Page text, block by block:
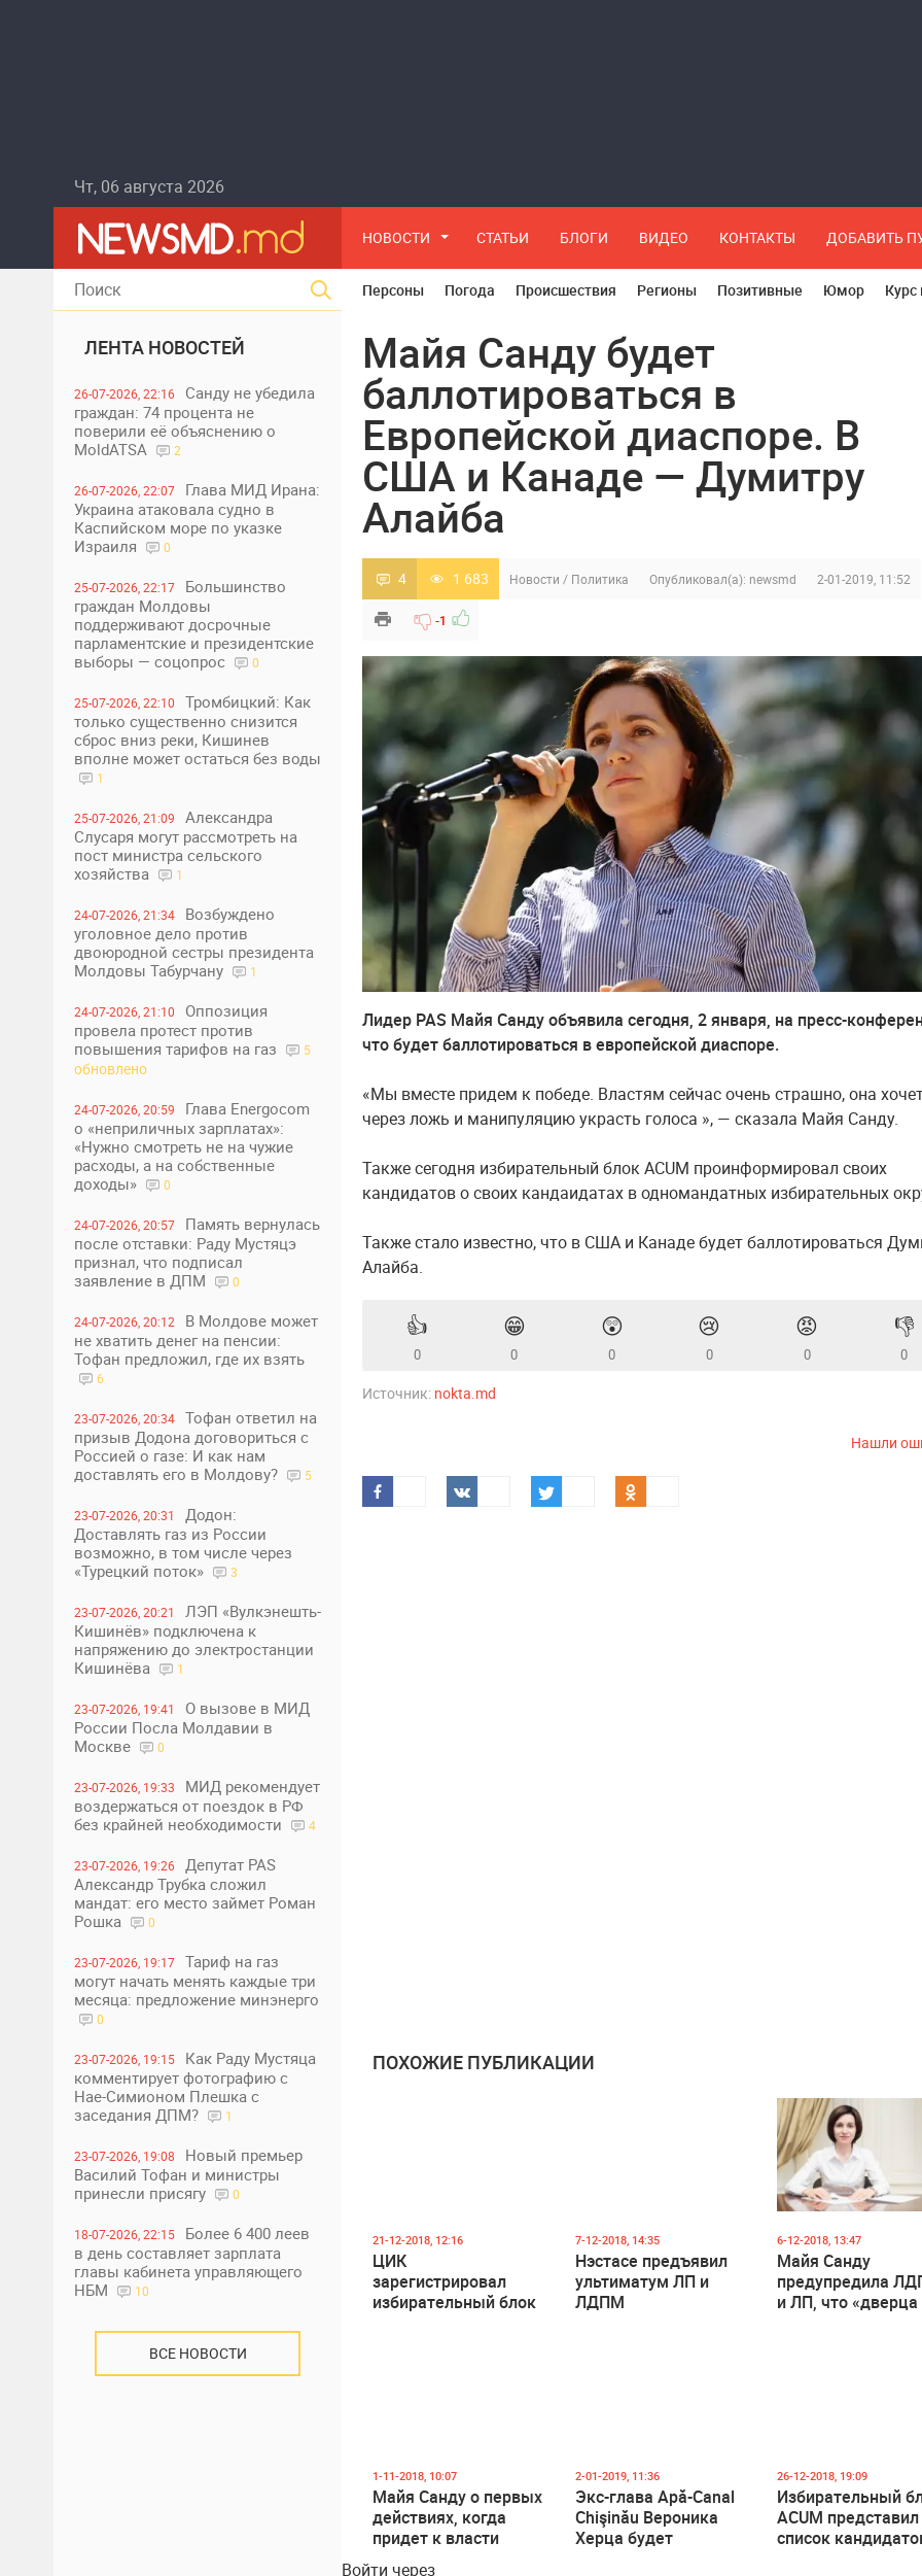
Чт, 06 августа 2026
НОВОСТИ СТАТЬИ БЛОГИ ВИДЕО КОНТАКТЫ ДОБАВИТЬ
ЛЕНТА НОВОСТЕЙ
26-07-2026, 22:16
Санду не убедила
граждан: 74 процента не
поверили её объяснению о
MoldATSA
2
26-07-2026, 22:07
Глава МИД Ирана:
Украина атаковала судно в
Каспийском море по указке
Израиля
0
25-07-2026, 22:17
Большинство
граждан Молдовы
поддерживают досрочные
парламентские и президентские
выборы — соцопрос
0
25-07-2026, 22:10
Тромбицкий: Как
только существенно снизится
сброс вниз реки, Кишинев
вполне может остаться без воды
1
25-07-2026, 21:09
Александра
Слусаря могут рассмотреть на
пост министра сельского
хозяйства
1
24-07-2026, 21:34
Возбуждено
уголовное дело против
двоюродной сестры президента
Молдовы Табурчану
1
24-07-2026, 21:10
Оппозиция
провела протест против
повышения тарифов на газ
5
обновлено
24-07-2026, 20:59
Глава Energocom
о «неприличных зарплатах»:
«Нужно смотреть не на чужие
расходы, а на собственные
доходы»
0
24-07-2026, 20:57
Память вернулась
после отставки: Раду Мустяцэ
признал, что подписал
заявление в ДПМ
0
24-07-2026, 20:12
В Молдове может
не хватить денег на пенсии:
Тофан предложил, где их взять
6
23-07-2026, 20:34
Тофан ответил на
призыв Додона договориться с
Россией о газе: И как нам
доставлять его в Молдову?
5
23-07-2026, 20:31
Додон:
Доставлять газ из России
возможно, в том числе через
«Турецкий поток»
3
23-07-2026, 20:21
ЛЭП «Вулкэнешть-
Кишинёв» подключена к
напряжению до электростанции
Кишинёва
1
23-07-2026, 19:41
О вызове в МИД
России Посла Молдавии в
Москве
0
23-07-2026, 19:33
МИД рекомендует
воздержаться от поездок в РФ
без крайней необходимости
4
23-07-2026, 19:26
Депутат PAS
Александр Трубка сложил
мандат: его место займет Роман
Рошка
0
23-07-2026, 19:17
Тариф на газ
могут начать менять каждые три
месяца: предложение минэнерго
0
23-07-2026, 19:15
Как Раду Мустяца
комментирует фотографию с
Нае-Симионом Плешка с
заседания ДПМ?
1
23-07-2026, 19:08
Новый премьер
Василий Тофан и министры
принесли присягу
0
18-07-2026, 22:15
Более 6 400 леев
в день составляет зарплата
главы кабинета управляющего
НБМ
10
ВСЕ НОВОСТИ
Персоны Погода Происшествия Регионы Позитивные Юмор
Майя Санду будет
баллотироваться в
Европейской диаспоре. В
США и Канаде — Думитру
Алайба
4 1 683 Новости / Политика Опубликовал(а): newsmd 2-01-2019, 11:52
-1
Лидер PAS Майя Санду объявила сегодня, 2 января, на пресс-
что будет баллотироваться в европейской диаспоре.
«Мы вместе придем к победе. Властям сейчас очень страшно, она
через ложь и манипуляцию украсть голоса », — сказала Майя Санду.
Также сегодня избирательный блок ACUM проинформировал своих
кандидатов о своих кандаидатах в одномандатных избирательных
Также стало известно, что в США и Канаде будет баллотироваться
Алайба.
👍
0
😁
0
😲
0
😢
0
😡
0
👎
0
Источник: nokta.md
Нашли
ПОХОЖИЕ ПУБЛИКАЦИИ
21-12-2018, 12:16
ЦИК
зарегистрировал
избирательный блок
7-12-2018, 14:35
Нэстасе предъявил
ультиматум ЛП и
ЛДПМ
6-12-2018, 13:47
Майя Санду
предупредила
и ЛП, что «дверца
1-11-2018, 10:07
Майя Санду о первых
действиях, когда
придет к власти
2-01-2019, 11:36
Экс-глава Apă-Canal
Chişinău Вероника
Херца будет
26-12-2018, 19:09
Избирательный
ACUM представил
список
Войти через